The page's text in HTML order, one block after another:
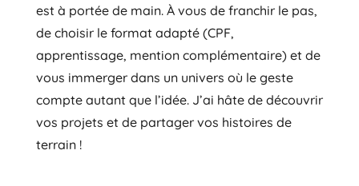
est à portée de main. À vous de franchir le pas,
de choisir le format adapté (CPF,
apprentissage, mention complémentaire) et de
vous immerger dans un univers où le geste
compte autant que l’idée. J’ai hâte de découvrir
vos projets et de partager vos histoires de
terrain !